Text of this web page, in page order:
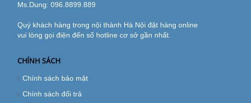
Ms.Dung: 096.8899.889
Quý khách hàng trong nội thành Hà Nội đặt hàng online
vui lòng gọi điện đến số hotline cơ sở gần nhất.
CHÍNH SÁCH
Chính sách bảo mật
Chính sách đổi trả